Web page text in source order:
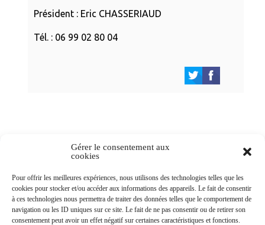
Gérer le consentement aux
cookies
Pour offrir les meilleures expériences, nous utilisons des technologies telles que les
cookies pour stocker et/ou accéder aux informations des appareils. Le fait de consentir
à ces technologies nous permettra de traiter des données telles que le comportement de
navigation ou les ID uniques sur ce site. Le fait de ne pas consentir ou de retirer son
consentement peut avoir un effet négatif sur certaines caractéristiques et fonctions.
Président : Eric CHASSERIAUD
Tél. : 06 99 02 80 04
Newsletters
Abonnez-vous à la newsletter
>